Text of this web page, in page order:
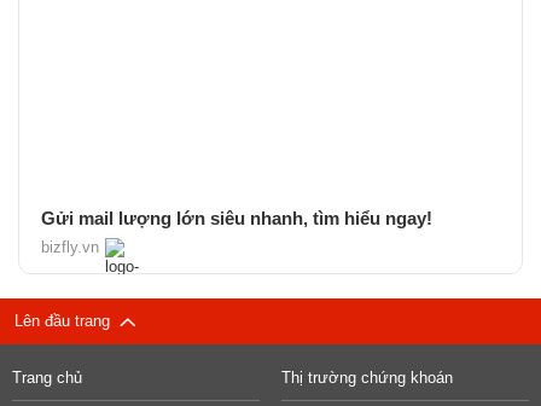
Gửi mail lượng lớn siêu nhanh, tìm hiểu ngay!
bizfly.vn
Lên đầu trang
Trang chủ Thị trường chứng khoán